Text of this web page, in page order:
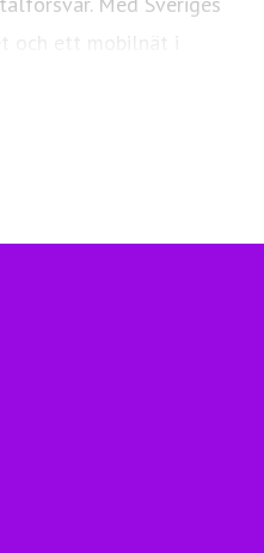
och ett mobilnät i
vardag och framtid.